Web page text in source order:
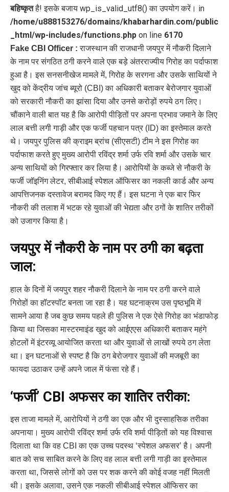
बहिष्कृतहै! इसके बजाय wp_is_valid_utf8() का उपयोग करें। in
/home/u888153276/domains/khabarhardin.com/public
_html/wp-includes/functions.php on line 6170
Fake CBI Officer : राजस्थान की राजधानी जयपुर में नौकरी दिलाने
के नाम पर संगठित ठगी करने वाले एक बड़े अंतरराज्यीय गिरोह का पर्दाफाश
हुआ है। इस सनसनीखेज मामले में, गिरोह के सरगना और उसके साथियों ने
खुद को केंद्रीय जांच ब्यूरो (CBI) का अधिकारी बताकर बेरोजगार युवाओं
को सरकारी नौकरी का झांसा दिया और उनसे करोड़ों रुपये ठग लिए।
चौंकाने वाली बात यह है कि आरोपी पीड़ितों पर अपना प्रभाव जमाने के लिए
लाल बत्ती लगी गाड़ी और एक फर्जी पहचान पत्र (ID) का इस्तेमाल करते
थे। जयपुर पुलिस की क्राइम ब्रांच (सीएसटी) टीम ने इस गिरोह का
पर्दाफाश करते हुए मुख्य आरोपी रविंद्र शर्मा उर्फ रवि शर्मा और उसके चार
अन्य साथियों को गिरफ्तार कर लिया है। आरोपियों के कब्जे से नौकरी के
फर्जी जॉइनिंग लेटर, सीबीआई स्पेशल ऑफिसर का नकली कार्ड और अन्य
आपत्तिजनक दस्तावेज बरामद किए गए हैं। इस घटना ने एक बार फिर
नौकरी की तलाश में भटक रहे युवाओं की भेद्यता और ठगों के शातिर तरीकों
को उजागर किया है।
जयपुर में नौकरी के नाम पर ठगी का बढ़ता
जाल:
हाल के दिनों में जयपुर शहर नौकरी दिलाने के नाम पर ठगी करने वाले
गिरोहों का हॉटस्पॉट बनता जा रहा है। यह घटनाक्रम उस पृष्ठभूमि में
सामने आया है जब कुछ समय पहले ही पुलिस ने एक ऐसे गिरोह का भंडाफोड़
किया था जिसका मास्टरमाइंड खुद को आईएएस अधिकारी बताकर महंगे
होटलों में इंटरव्यू आयोजित करता था और युवाओं से लाखों रुपये ठग लेता
था। इन घटनाओं से स्पष्ट है कि ठग बेरोजगार युवाओं की मजबूरी का
फायदा उठाकर उन्हें अपने जाल में फंसा रहे हैं।
‘फर्जी’ CBI अफसर का शातिर तरीका:
इस ताजा मामले में, आरोपियों ने ठगी का एक और भी दुस्साहसिक तरीका
अपनाया। मुख्य आरोपी रविंद्र शर्मा उर्फ रवि शर्मा पीड़ितों को यह विश्वास
दिलाता था कि वह CBI का एक उच्च पदस्थ ‘स्पेशल अफसर’ है। अपनी
बात को सच साबित करने के लिए वह लाल बत्ती लगी गाड़ी का इस्तेमाल
करता था, जिससे लोगों को उस पर शक करने की कोई वजह नहीं मिलती
थी। इसके अलावा, उसने एक नकली सीबीआई स्पेशल ऑफिसर का